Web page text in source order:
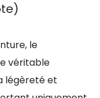
le
véritable
légèreté et